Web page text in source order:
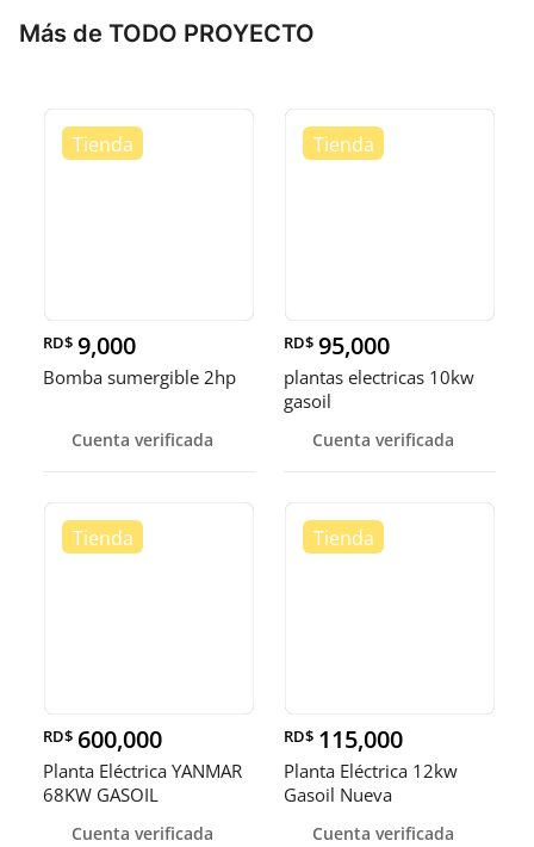
Más de TODO PROYECTO
RD$ 9,000
Bomba sumergible 2hp
Cuenta verificada
RD$ 95,000
plantas electricas 10kw
gasoil
Cuenta verificada
RD$ 600,000
Planta Eléctrica YANMAR
68KW GASOIL
Cuenta verificada
RD$ 115,000
Planta Eléctrica 12kw
Gasoil Nueva
Cuenta verificada